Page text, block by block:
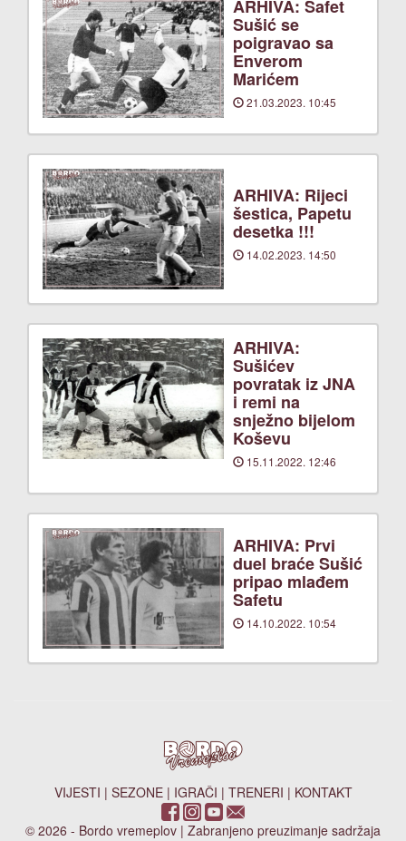
ARHIVA: Safet
Sušić se
poigravao sa
Enverom
Marićem
21.03.2023. 10:45
ARHIVA: Rijeci
šestica, Papetu
desetka !!!
14.02.2023. 14:50
ARHIVA:
Sušićev
povratak iz JNA
i remi na
snježno bijelom
Koševu
15.11.2022. 12:46
ARHIVA: Prvi
duel braće Sušić
pripao mlađem
Safetu
14.10.2022. 10:54
VIJESTI | SEZONE| IGRAČI | TRENERI | KONTAKT
© 2026 - Bordo vremeplov | Zabranjeno preuzimanje sadržaja